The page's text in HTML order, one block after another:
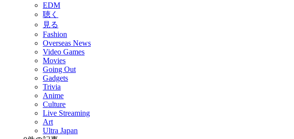
EDM
聴く
見る
Fashion
Overseas News
Video Games
Movies
Going Out
Gadgets
Trivia
Anime
Culture
Live Streaming
Art
Ultra Japan